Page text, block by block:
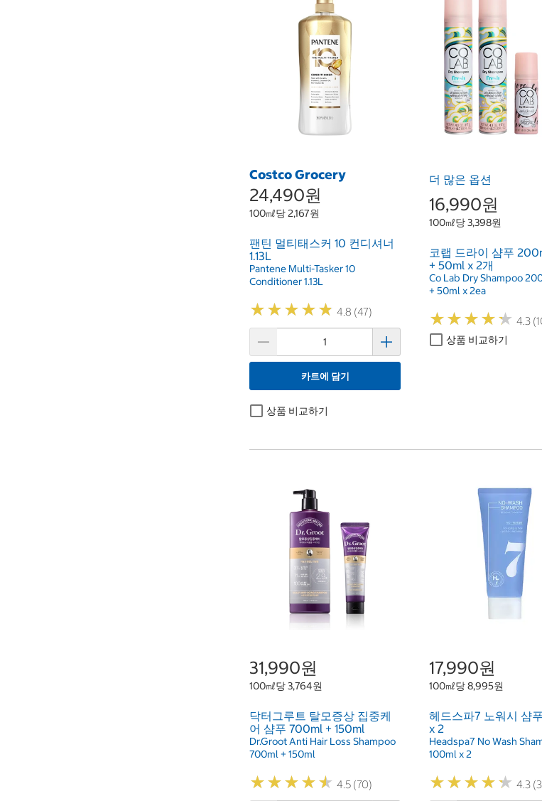
Costco Grocery
24,490원
100㎖당 2,167원
팬틴 멀티태스커 10 컨디셔너
1.13L
Pantene Multi-Tasker 10
Conditioner 1.13L
★★★★★
★★★★★ 4.8 (47)
카트에 담기
상품 비교하기
더 많은 옵션
16,990원
100㎖당 3,398원
코랩 드라이 샴푸
+ 50ml x 2개
Co Lab Dry Shampoo
+ 50ml x 2ea
★★★★★
★★★★★ 4.3
상품 비교하기
31,990원
100㎖당 3,764원
닥터그루트 탈모증상 집중케
어 샴푸 700ml + 150ml
Dr.Groot Anti Hair Loss Shampoo
700ml + 150ml
★★★★★
★★★★★ 4.5 (70)
17,990원
100㎖당 8,995원
헤드스파7 노워시 샴
x 2
Headspa7 No Wash
100ml x 2
★★★★★
★★★★★ 4.3